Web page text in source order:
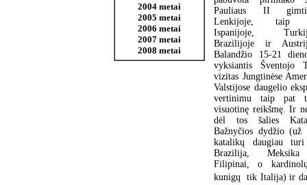
2004 metai
2005 metai
2006 metai
2007 metai
2008 metai
Pauliaus II
Lenkijoje, taip
Ispanijoje,
Brazilijoje ir
Balandžio 15-21
vyksiantis Šventojo
vizitas Jungtinėse
Valstijose daugelio
vertinimu taip pat
visuotinę reikšmę. Ir
dėl tos šalies
Bažnyčios dydžio (už
katalikų daugiau
Brazilija,
Filipinai, o
kunigų  tik Italija) ir